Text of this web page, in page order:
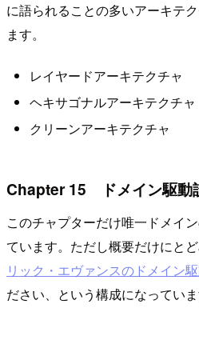
に語られることの多いアーキテ
ます。
レイヤードアーキテクチャ
ヘキサゴナルアーキテクチャ
クリーンアーキテクチャ
Chapter 15 ドメイン駆動
このチャプターだけ唯一ドメイ
ています。ただし概要だけにと
リック・エヴァンスのドメイン
ださい、という構成になっていま